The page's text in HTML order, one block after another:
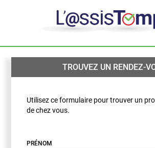
TROUVEZ UN RENDEZ-
Utilisez ce formulaire pour trouver un
de chez vous.
PRÉNOM